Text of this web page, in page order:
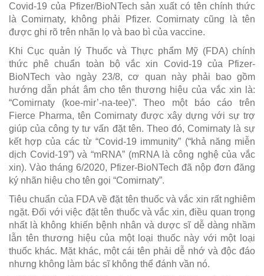
Covid-19 của Pfizer/BioNTech sản xuất có tên chính thức
là Comirnaty, không phải Pfizer. Comirnaty cũng là tên
được ghi rõ trên nhãn lọ và bao bì của vaccine.
Khi Cục quản lý Thuốc và Thực phẩm Mỹ (FDA) chính
thức phê chuẩn toàn bộ vắc xin Covid-19 của Pfizer-
BioNTech vào ngày 23/8, cơ quan này phải bao gồm
hướng dẫn phát âm cho tên thương hiệu của vắc xin là:
“Comirnaty (koe-mir’-na-tee)”. Theo một báo cáo trên
Fierce Pharma, tên Comirnaty được xây dựng với sự trợ
giúp của công ty tư vấn đặt tên. Theo đó, Comirnaty là sự
kết hợp của các từ “Covid-19 immunity” (“khả năng miễn
dịch Covid-19”) và “mRNA” (mRNA là công nghệ của vắc
xin). Vào tháng 6/2020, Pfizer-BioNTech đã nộp đơn đăng
ký nhãn hiệu cho tên gọi “Comirnaty”.
Tiêu chuẩn của FDA về đặt tên thuốc và vắc xin rất nghiêm
ngặt. Đối với việc đặt tên thuốc và vắc xin, điều quan trọng
nhất là không khiến bệnh nhân và dược sĩ dễ dàng nhầm
lẫn tên thương hiệu của một loại thuốc này với một loại
thuốc khác. Mặt khác, một cái tên phải dễ nhớ và độc đáo
nhưng không làm bác sĩ không thể đánh vần nó.